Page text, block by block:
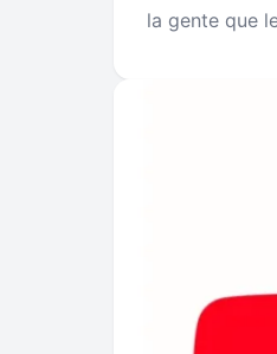
la gente que